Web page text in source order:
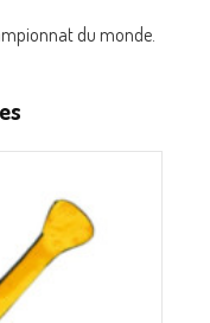
du monde.